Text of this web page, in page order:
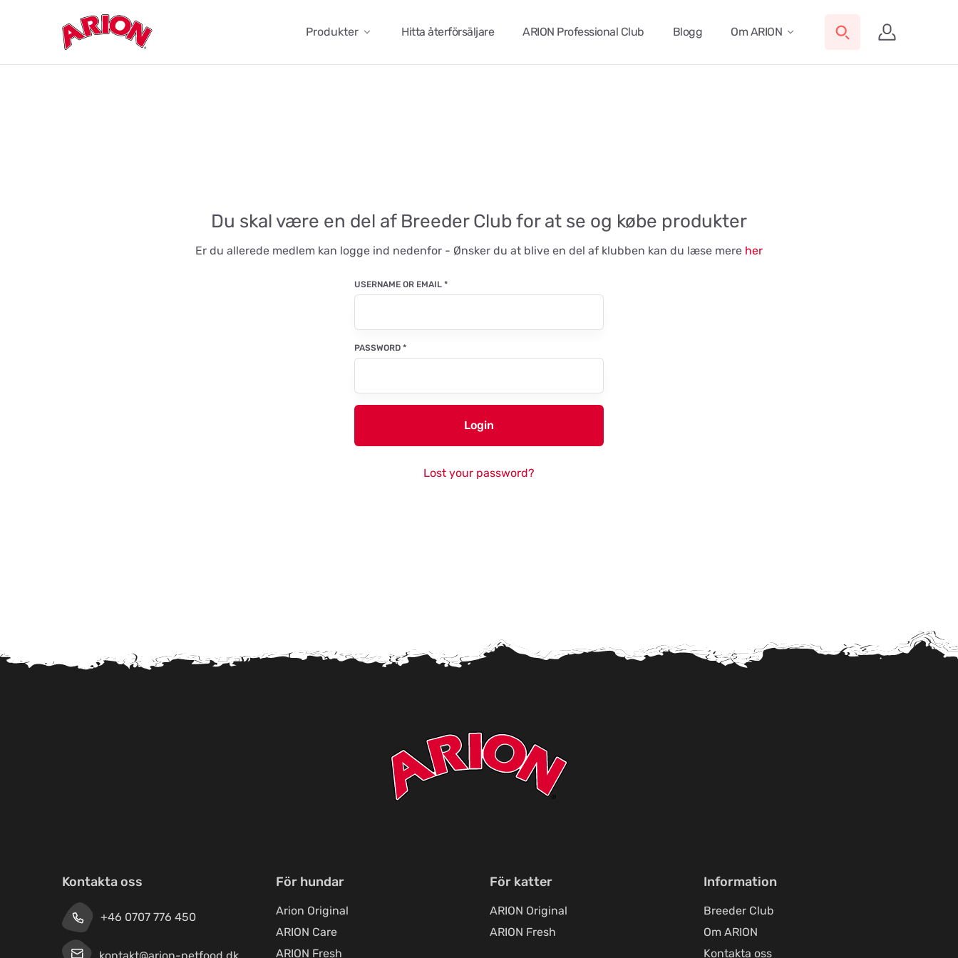
Produkter Hitta återförsäljare ARION Professional Club Blogg Om ARION
Du skal være en del af Breeder Club for at se og købe produkter
Er du allerede medlem kan logge ind nedenfor - Ønsker du at blive en del af klubben kan du læse mere her
USERNAME OR EMAIL *
PASSWORD *
Login
Lost your password?
Kontakta oss
+46 0707 776 450
För hundar
Arion Original
ARION Care
ARION Fresh
För katter
ARION Original
ARION Fresh
Information
Breeder Club
Om ARION
Kontakta oss